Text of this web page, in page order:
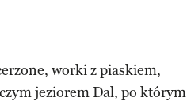
worki z piaskiem,
jeziorem Dal, po którym